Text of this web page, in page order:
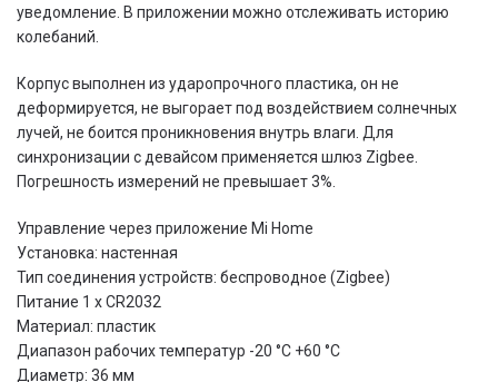
уведомление. В приложении можно отслеживать историю
колебаний.
Корпус выполнен из ударопрочного пластика, он не
деформируется, не выгорает под воздействием солнечных
лучей, не боится проникновения внутрь влаги. Для
синхронизации с девайсом применяется шлюз Zigbee.
Погрешность измерений не превышает 3%.
Управление через приложение Mi Home
Установка: настенная
Тип соединения устройств: беспроводное (Zigbee)
Питание 1 x CR2032
Материал: пластик
Диапазон рабочих температур -20 °C +60 °C
Диаметр: 36 мм